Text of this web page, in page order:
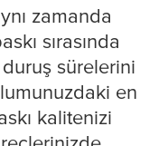
zamanda
sırasında
sürelerini
en
kalitenizi